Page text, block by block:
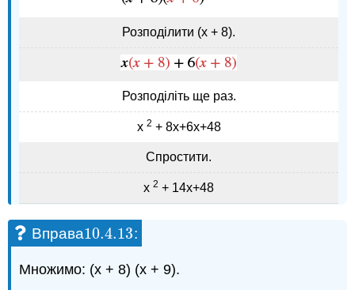
Розподілити (х + 8).
Розподіліть ще раз.
х 2 + 8х+6х+48
Спростити.
х2 + 14х+48
Вправа10.4.13
10.4.13:
Множимо: (x + 8) (x + 9).